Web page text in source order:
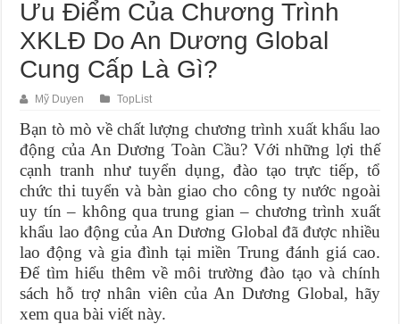
Ưu Điểm Của Chương Trình
XKLĐ Do An Dương Global
Cung Cấp Là Gì?
Mỹ Duyen TopList
Bạn tò mò về chất lượng chương trình xuất khẩu lao
động của An Dương Toàn Cầu? Với những lợi thế
cạnh tranh như tuyển dụng, đào tạo trực tiếp, tổ
chức thi tuyển và bàn giao cho công ty nước ngoài
uy tín – không qua trung gian – chương trình xuất
khẩu lao động của An Dương Global đã được nhiều
lao động và gia đình tại miền Trung đánh giá cao.
Để tìm hiểu thêm về môi trường đào tạo và chính
sách hỗ trợ nhân viên của An Dương Global, hãy
xem qua bài viết này.